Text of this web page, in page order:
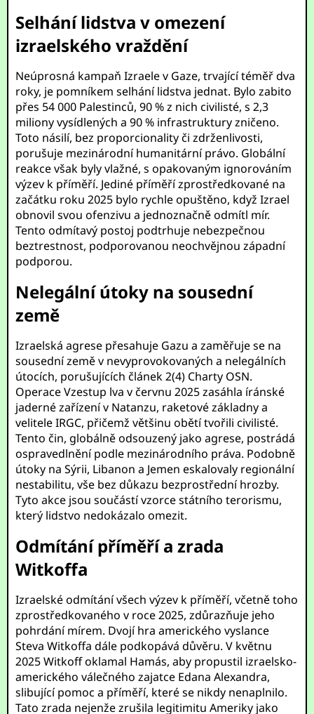
Selhání lidstva v omezení
izraelského vraždění
Neúprosná kampaň Izraele v Gaze, trvající téměř dva
roky, je pomníkem selhání lidstva jednat. Bylo zabito
přes 54 000 Palestinců, 90 % z nich civilisté, s 2,3
miliony vysídlených a 90 % infrastruktury zničeno.
Toto násilí, bez proporcionality či zdrženlivosti,
porušuje mezinárodní humanitární právo. Globální
reakce však byly vlažné, s opakovaným ignorováním
výzev k příměří. Jediné příměří zprostředkované na
začátku roku 2025 bylo rychle opuštěno, když Izrael
obnovil svou ofenzivu a jednoznačně odmítl mír.
Tento odmítavý postoj podtrhuje nebezpečnou
beztrestnost, podporovanou neochvějnou západní
podporou.
Nelegální útoky na sousední
země
Izraelská agrese přesahuje Gazu a zaměřuje se na
sousední země v nevyprovokovaných a nelegálních
útocích, porušujících článek 2(4) Charty OSN.
Operace Vzestup lva v červnu 2025 zasáhla íránské
jaderné zařízení v Natanzu, raketové základny a
velitele IRGC, přičemž většinu obětí tvořili civilisté.
Tento čin, globálně odsouzený jako agrese, postrádá
ospravedlnění podle mezinárodního práva. Podobně
útoky na Sýrii, Libanon a Jemen eskalovaly regionální
nestabilitu, vše bez důkazu bezprostřední hrozby.
Tyto akce jsou součástí vzorce státního terorismu,
který lidstvo nedokázalo omezit.
Odmítání příměří a zrada
Witkoffa
Izraelské odmítání všech výzev k příměří, včetně toho
zprostředkovaného v roce 2025, zdůrazňuje jeho
pohrdání mírem. Dvojí hra amerického vyslance
Steva Witkoffa dále podkopává důvěru. V květnu
2025 Witkoff oklamal Hamás, aby propustil izraelsko-
amerického válečného zajatce Edana Alexandra,
slibující pomoc a příměří, které se nikdy nenaplnilo.
Tato zrada nejenže zrušila legitimitu Ameriky jako